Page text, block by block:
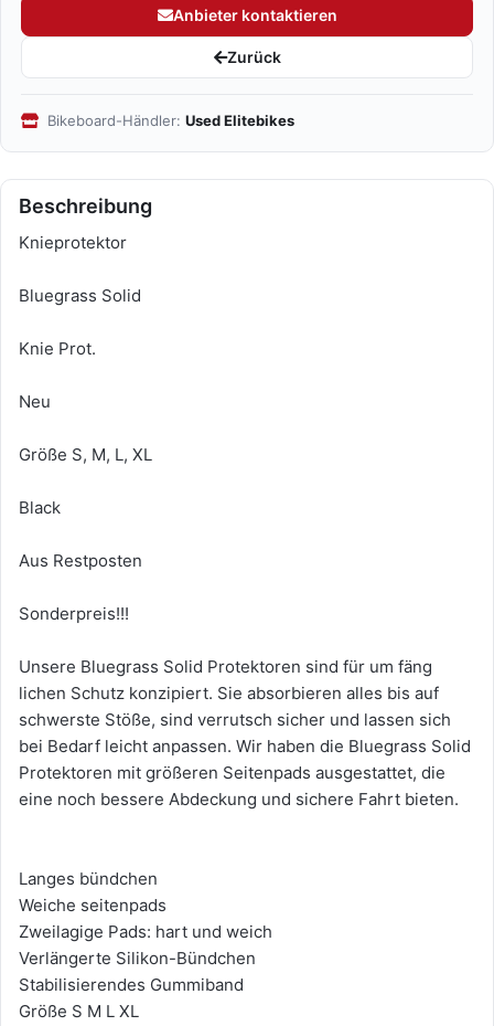
Anbieter kontaktieren
Zurück
Bikeboard-Händler: Used Elitebikes
Beschreibung
Knieprotektor
Bluegrass Solid
Knie Prot.
Neu
Größe S, M, L, XL
Black
Aus Restposten
Sonderpreis!!!
Unsere Bluegrass Solid Protektoren sind für um fäng
lichen Schutz konzipiert. Sie absorbieren alles bis auf
schwerste Stöße, sind verrutsch sicher und lassen sich
bei Bedarf leicht anpassen. Wir haben die Bluegrass Solid
Protektoren mit größeren Seitenpads ausgestattet, die
eine noch bessere Abdeckung und sichere Fahrt bieten.
Langes bündchen
Weiche seitenpads
Zweilagige Pads: hart und weich
Verlängerte Silikon-Bündchen
Stabilisierendes Gummiband
Größe S M L XL